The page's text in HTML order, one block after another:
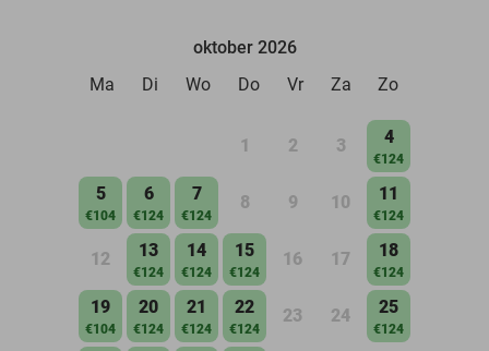
oktober 2026
Ma
Di Wo Do Vr Za Zo
1 2 3 4
€124
5
€104
6
€124
7
€124
8 9 10 11
€124
12 13
€124
14
€124
15
€124
16 17 18
€124
19
€104
20
€124
21
€124
22
€124
23 24 25
€124